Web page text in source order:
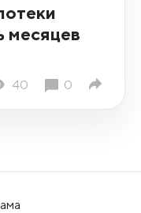
месяцев
40 0